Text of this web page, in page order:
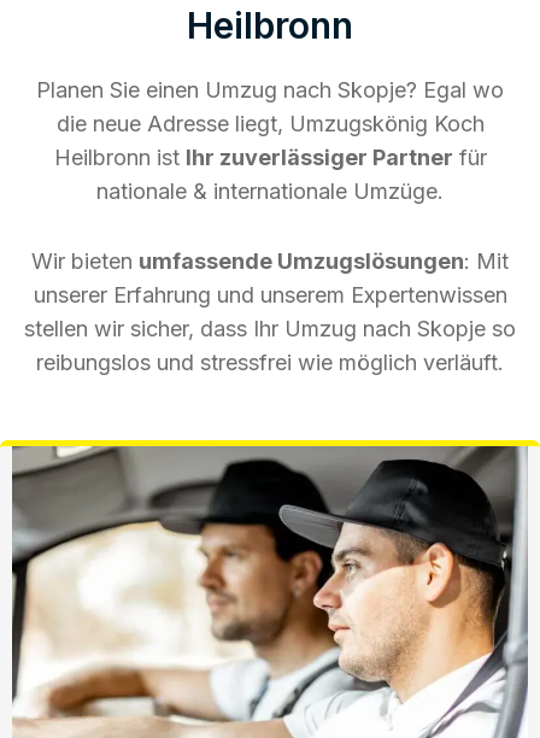
Heilbronn
Planen Sie einen Umzug nach Skopje? Egal wo
die neue Adresse liegt, Umzugskönig Koch
Heilbronn ist Ihr zuverlässiger Partner für
nationale & internationale Umzüge.
Wir bieten umfassende Umzugslösungen: Mit
unserer Erfahrung und unserem Expertenwissen
stellen wir sicher, dass Ihr Umzug nach Skopje so
reibungslos und stressfrei wie möglich verläuft.